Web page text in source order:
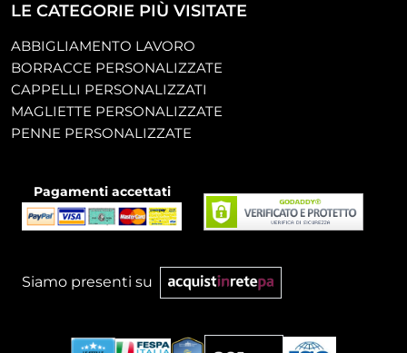
LE CATEGORIE PIÙ VISITATE
ABBIGLIAMENTO LAVORO
BORRACCE PERSONALIZZATE
CAPPELLI PERSONALIZZATI
MAGLIETTE PERSONALIZZATE
PENNE PERSONALIZZATE
Pagamenti accettati
Siamo presenti su